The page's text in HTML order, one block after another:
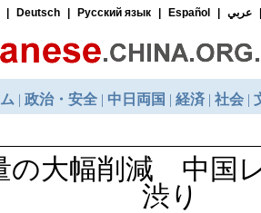
の大幅削減 中国
渋り